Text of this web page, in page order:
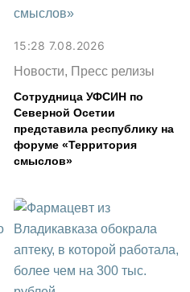
15:28 7.08.2026
Новости, Пресс релизы
Сотрудница УФСИН по
Северной Осетии
представила республику на
форуме «Территория
смыслов»